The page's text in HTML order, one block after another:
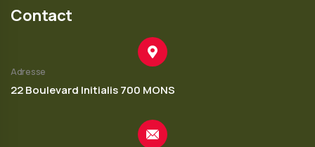
Contact
Adresse
22 Boulevard Initialis 700 MONS